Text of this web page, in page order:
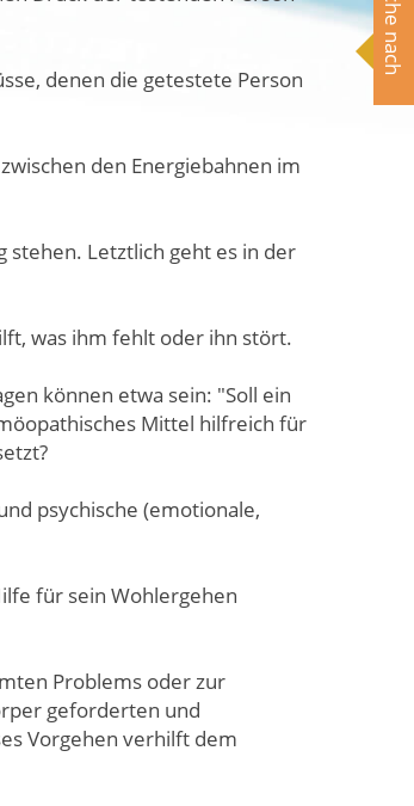
Suche nach
denen die getestete Person
den Energiebahnen im
stehen. Letztlich geht es in der
was ihm fehlt oder ihn stört.
können etwa sein: "Soll ein
Mittel hilfreich für
psychische (emotionale,
für sein Wohlergehen
Problems oder zur
geforderten und
Vorgehen verhilft dem